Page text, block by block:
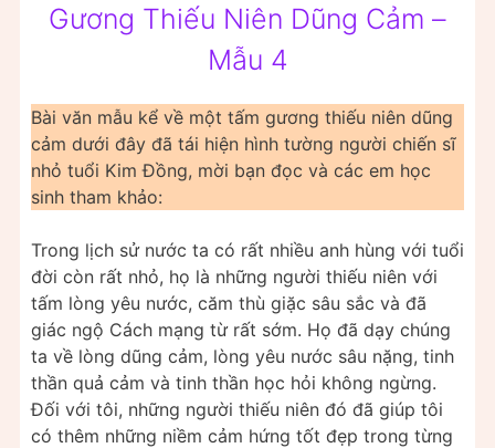
Gương Thiếu Niên Dũng Cảm –
Mẫu 4
Bài văn mẫu kể về một tấm gương thiếu niên dũng
cảm dưới đây đã tái hiện hình tường người chiến sĩ
nhỏ tuổi Kim Đồng, mời bạn đọc và các em học
sinh tham khảo:
Trong lịch sử nước ta có rất nhiều anh hùng với tuổi
đời còn rất nhỏ, họ là những người thiếu niên với
tấm lòng yêu nước, căm thù giặc sâu sắc và đã
giác ngộ Cách mạng từ rất sớm. Họ đã dạy chúng
ta về lòng dũng cảm, lòng yêu nước sâu nặng, tinh
thần quả cảm và tinh thần học hỏi không ngừng.
Đối với tôi, những người thiếu niên đó đã giúp tôi
có thêm những niềm cảm hứng tốt đẹp trong từng